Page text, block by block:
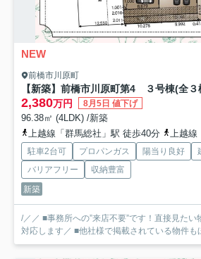
NEW
前橋市川原町
2,380万円 8月5日 値下げ
96.38㎡ (4LDK) /新築
上越線「群馬総社」駅 徒歩40分
上越線
駐車2台可 プロパンガス 陽当り良好
バリアフリー
収納豊富
新築
/／／ ■事務所への”来店不要”です！直接見た
対応します／ ■他社様で掲載されている物件も